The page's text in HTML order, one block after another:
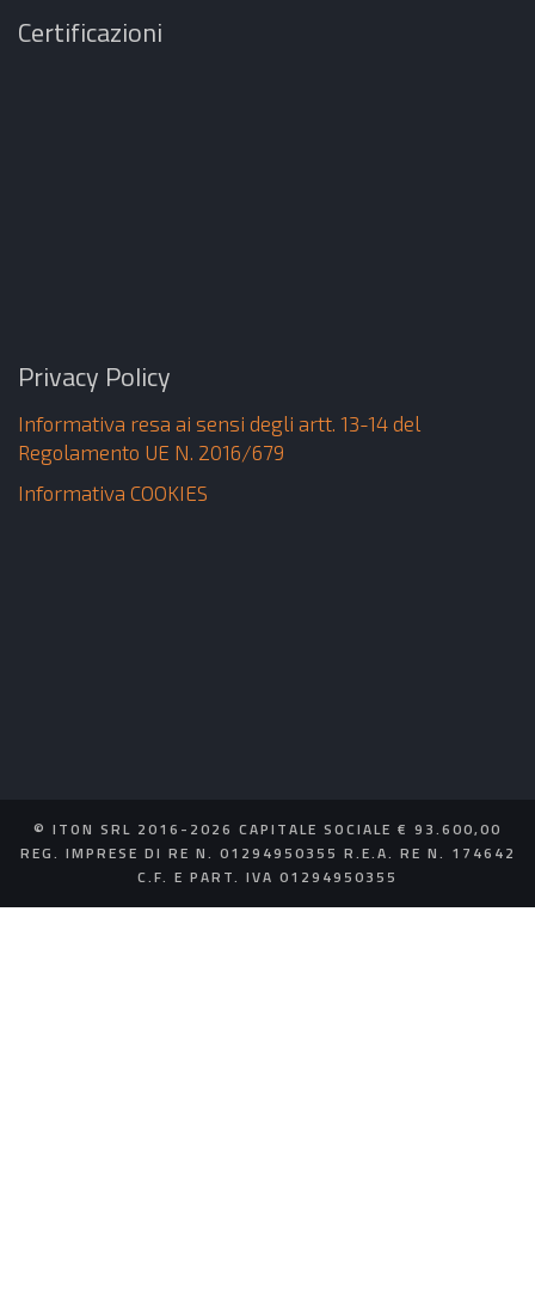
Certificazioni
Privacy Policy
Informativa resa ai sensi degli artt. 13-14 del
Regolamento UE N. 2016/679
Informativa COOKIES
© ITON SRL 2016-2026 CAPITALE SOCIALE € 93.600,00
REG. IMPRESE DI RE N. 01294950355 R.E.A. RE N. 174642
C.F. E PART. IVA 01294950355